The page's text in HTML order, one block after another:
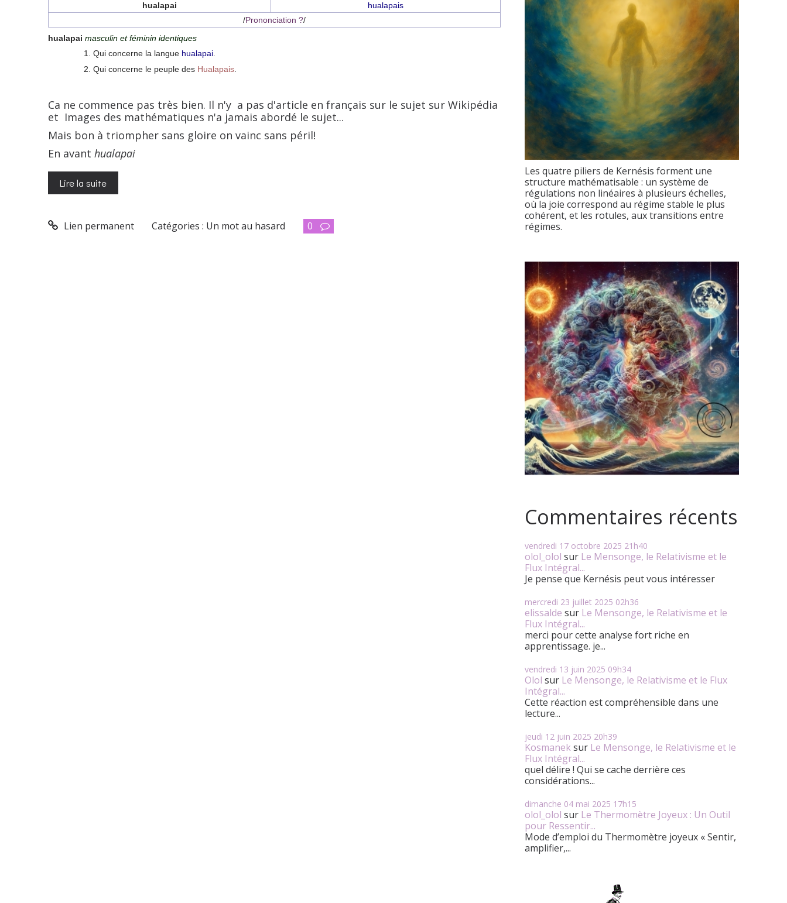
hualapai
hualapais
/Prononciation ?/
hualapai masculin et féminin identiques
Qui concerne la langue hualapai.
Qui concerne le peuple des Hualapais.
Ca ne commence pas très bien. Il n'y a pas d'article en français sur le sujet sur Wikipédia
et Images des mathématiques n'a jamais abordé le sujet...
Mais bon à triompher sans gloire on vainc sans péril!
En avant hualapai
Lire la suite
Lien permanent Catégories : Un mot au hasard 0
Les quatre piliers de Kernésis forment une
structure mathématisable : un système de
régulations non linéaires à plusieurs échelles,
où la joie correspond au régime stable le plus
cohérent, et les rotules, aux transitions entre
régimes.
Commentaires récents
vendredi 17 octobre 2025 21h40
olol_olol sur Le Mensonge, le Relativisme et le
Flux Intégral...
Je pense que Kernésis peut vous intéresser
mercredi 23 juillet 2025 02h36
elissalde sur Le Mensonge, le Relativisme et le
Flux Intégral...
merci pour cette analyse fort riche en
apprentissage. je...
vendredi 13 juin 2025 09h34
Olol sur Le Mensonge, le Relativisme et le Flux
Intégral...
Cette réaction est compréhensible dans une
lecture...
jeudi 12 juin 2025 20h39
Kosmaneksur Le Mensonge, le Relativisme et le
Flux Intégral...
quel délire ! Qui se cache derrière ces
considérations...
dimanche 04 mai 2025 17h15
olol_olol sur Le Thermomètre Joyeux : Un Outil
pour Ressentir...
Mode d’emploi du Thermomètre joyeux « Sentir,
amplifier,...